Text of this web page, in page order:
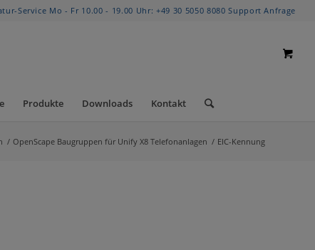
Service Mo - Fr 10.00 - 19.00 Uhr: +49 30 5050 8080 Support Anfrage
Produkte Downloads Kontakt
/ OpenScape Baugruppen für Unify X8 Telefonanlagen / EIC-Kennung